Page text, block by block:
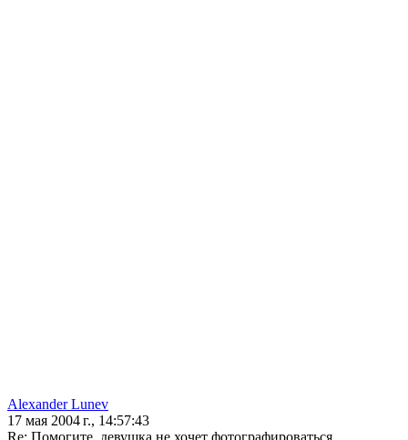
Alexander Lunev
17 мая 2004 г., 14:57:43